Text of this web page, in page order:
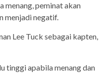
menang, peminat akan
menjadi negatif.
Lee Tuck sebagai kapten,
tinggi apabila menang dan